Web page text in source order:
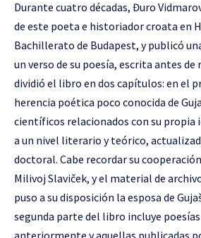
Durante cuatro décadas, Đuro
de este poeta e historiador croata en
Bachillerato de Budapest, y publicó
un verso de su poesía, escrita antes
dividió el libro en dos capítulos: en el
herencia poética poco conocida de
científicos relacionados con su propia
a un nivel literario y teórico,
doctoral. Cabe recordar su
Milivoj Slaviček, y el material de
puso a su disposición la esposa de
segunda parte del libro incluye
anteriormente y aquellas publicadas